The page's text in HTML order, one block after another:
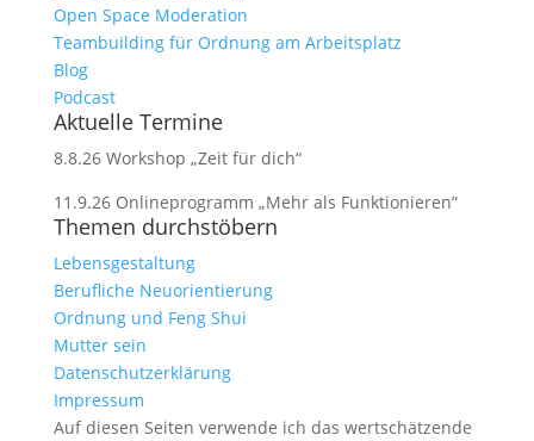
Open Space Moderation
Teambuilding für Ordnung am Arbeitsplatz
Blog
Podcast
Aktuelle Termine
8.8.26 Workshop „Zeit für dich“
11.9.26 Onlineprogramm „Mehr als Funktionieren“
Themen durchstöbern
Lebensgestaltung
Berufliche Neuorientierung
Ordnung und Feng Shui
Mutter sein
Datenschutzerklärung
Impressum
Auf diesen Seiten verwende ich das wertschätzende